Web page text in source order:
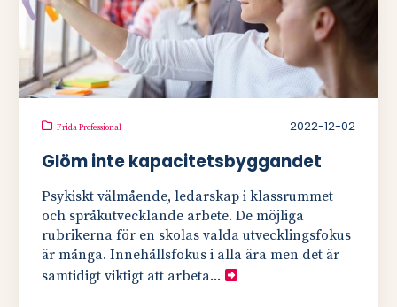
Frida Professional 2022-12-02
Glöm inte kapacitetsbyggandet
Psykiskt välmående, ledarskap i klassrummet
och språkutvecklande arbete. De möjliga
rubrikerna för en skolas valda utvecklingsfokus
är många. Innehållsfokus i alla ära men det är
samtidigt viktigt att arbeta...